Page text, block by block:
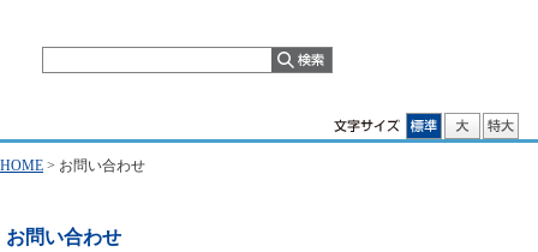
HOME > お問い合わせ
お問い合わせ